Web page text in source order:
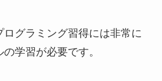
グラミング習得には非常に
学習が必要です。